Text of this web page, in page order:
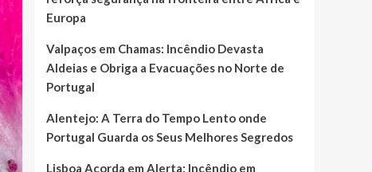
Europa
Valpaços em Chamas: Incêndio Devasta
Aldeias e Obriga a Evacuações no Norte de
Portugal
Alentejo: A Terra do Tempo Lento onde
Portugal Guarda os Seus Melhores Segredos
Lisboa Acorda em Alerta: Incêndio em